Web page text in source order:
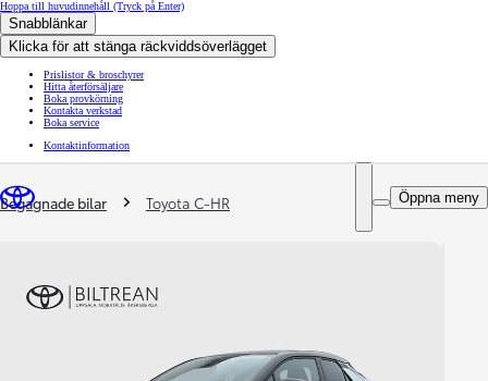
Hoppa till huvudinnehåll (Tryck på Enter)
Snabblänkar
Klicka för att stänga räckviddsöverlägget
Prislistor & broschyrer
Hitta återförsäljare
Boka provkörning
Kontakta verkstad
Boka service
Kontaktinformation
Öppna meny
You are here
Begagnade bilar Toyota C-HR